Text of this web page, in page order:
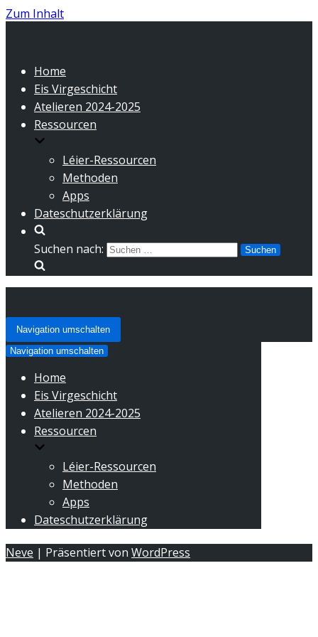
Zum Inhalt
Home
Eis Virgeschicht
Atelieren 2024-2025
Ressourcen
Léier-Ressourcen
Methoden
Apps
Dateschutzerklärung
Suchen nach:
Navigation umschalten
Navigation umschalten
Home
Eis Virgeschicht
Atelieren 2024-2025
Ressourcen
Léier-Ressourcen
Methoden
Apps
Dateschutzerklärung
Neve | Präsentiert von WordPress